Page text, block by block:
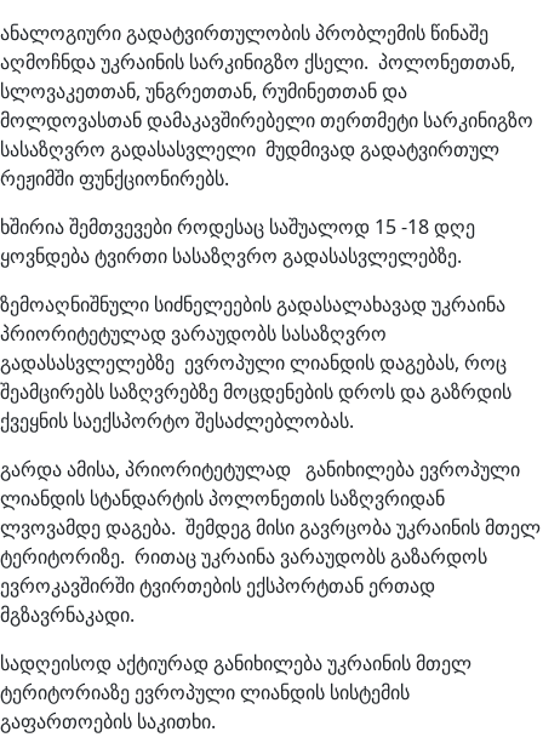
ანალოგიური გადატვირთულობის პრობლემის წინაშე
აღმოჩნდა უკრაინის სარკინიგზო ქსელი. პოლონეთთან,
სლოვაკეთთან, უნგრეთთან, რუმინეთთან და
მოლდოვასთან დამაკავშირებელი თერთმეტი სარკინიგზო
სასაზღვრო გადასასვლელი მუდმივად გადატვირთულ
რეჟიმში ფუნქციონირებს.
ხშირია შემთვევები როდესაც საშუალოდ 15 -18 დღე
ყოვნდება ტვირთი სასაზღვრო გადასასვლელებზე.
ზემოაღნიშნული სიძნელეების გადასალახავად უკრაინა
პრიორიტეტულად ვარაუდობს სასაზღვრო
გადასასვლელებზე ევროპული ლიანდის დაგებას, როც
შეამცირებს საზღვრებზე მოცდენების დროს და გაზრდის
ქვეყნის საექსპორტო შესაძლებლობას.
გარდა ამისა, პრიორიტეტულად განიხილება ევროპული
ლიანდის სტანდარტის პოლონეთის საზღვრიდან
ლვოვამდე დაგება. შემდეგ მისი გავრცობა უკრაინის მთელ
ტერიტორიზე. რითაც უკრაინა ვარაუდობს გაზარდოს
ევროკავშირში ტვირთების ექსპორტთან ერთად
მგზავრნაკადი.
სადღეისოდ აქტიურად განიხილება უკრაინის მთელ
ტერიტორიაზე ევროპული ლიანდის სისტემის
გაფართოების საკითხი.